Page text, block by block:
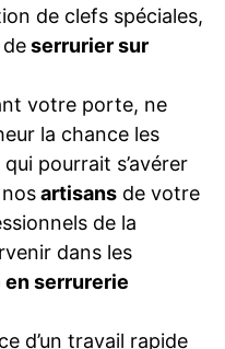
de clefs spéciales,
serrurier sur
votre porte, ne
la chance les
pourrait s’avérer
artisans de votre
de la
dans les
en serrurerie
d’un travail rapide